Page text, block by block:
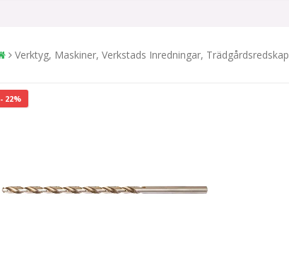
Verktyg, Maskiner, Verkstads Inredningar, Trädgårdsredskap
- 22%